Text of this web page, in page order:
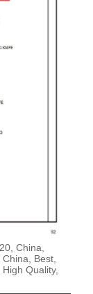
China,
Best,
Quality,